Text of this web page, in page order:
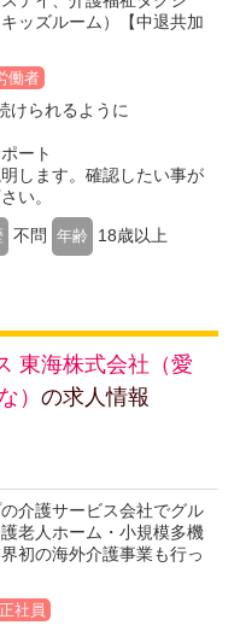
ッズルーム）【中退共加
働者
けられるように
ート
します。確認したい事が
い。
不問 年齢 18歳以上
東海株式会社（愛
） の求人情報
介護サービス会社でグル
老人ホーム・小規模多機
初の海外介護事業も行っ
正社員